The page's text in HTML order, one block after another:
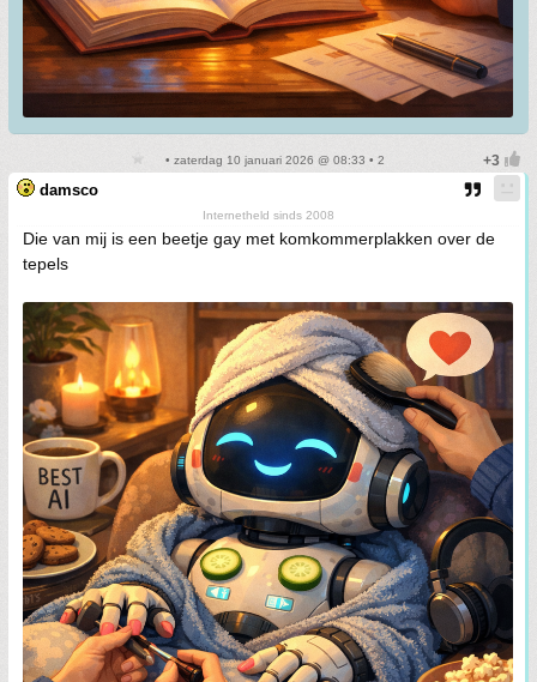
• zaterdag 10 januari 2026 @ 08:33 • 2
damsco
Internetheld sinds 2008
Die van mij is een beetje gay met komkommerplakken over de
tepels